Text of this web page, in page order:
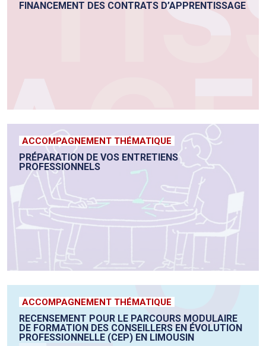
FINANCEMENT DES CONTRATS D’APPRENTISSAGE
ACCOMPAGNEMENT THÉMATIQUE
PRÉPARATION DE VOS ENTRETIENS
PROFESSIONNELS
ACCOMPAGNEMENT THÉMATIQUE
RECENSEMENT POUR LE PARCOURS MODULAIRE
DE FORMATION DES CONSEILLERS EN ÉVOLUTION
PROFESSIONNELLE (CEP) EN LIMOUSIN